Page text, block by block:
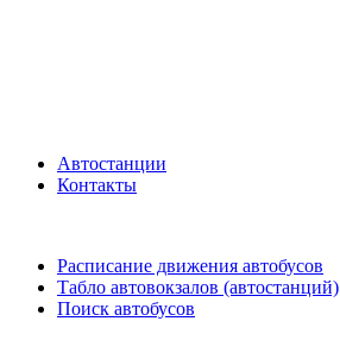
Автостанции
Контакты
Расписание движения автобусов
Табло автовокзалов (автостанций)
Поиск автобусов